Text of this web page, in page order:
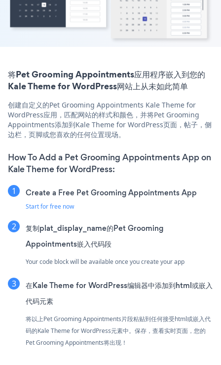
将Pet Grooming Appointments应用程序嵌入到您的
Kale Theme for WordPress网站上从未如此简单
创建自定义的Pet Grooming Appointments Kale Theme for
WordPress应用，匹配网站的样式和颜色，并将Pet Grooming
Appointments添加到Kale Theme for WordPress页面，帖子，侧
边栏，页脚或您喜欢的任何位置现场。
How To Add a Pet Grooming Appointments App on
Kale Theme for WordPress:
Create a Free Pet Grooming Appointments App
Start for free now
复制plat_display_name的Pet Grooming
Appointments嵌入代码段
Your code block will be available once you create your app
在Kale Theme for WordPress编辑器中添加到html或嵌入
代码元素
将以上Pet Grooming Appointments片段粘贴到任何接受html或嵌入代
码的Kale Theme for WordPress元素中。保存，查看实时页面，您的
Pet Grooming Appointments将出现！